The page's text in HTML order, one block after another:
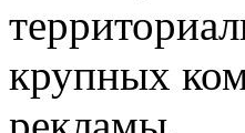
крупных